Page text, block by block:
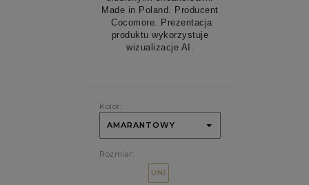
Made in Poland. Producent
Cocomore. Prezentacja
produktu wykorzystuje
wizualizacje AI.
Kolor:
AMARANTOWY
Rozmiar:
UNI